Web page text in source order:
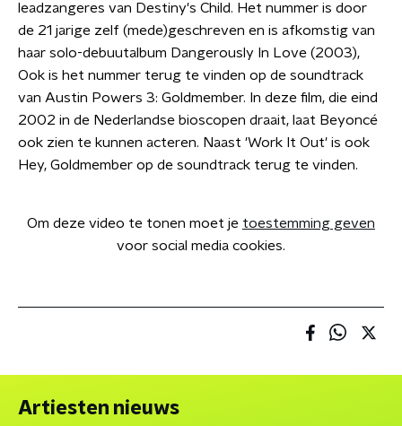
leadzangeres van Destiny's Child. Het nummer is door
de 21 jarige zelf (mede)geschreven en is afkomstig van
haar solo-debuutalbum Dangerously In Love (2003),
Ook is het nummer terug te vinden op de soundtrack
van Austin Powers 3: Goldmember. In deze film, die eind
2002 in de Nederlandse bioscopen draait, laat Beyoncé
ook zien te kunnen acteren. Naast 'Work It Out' is ook
Hey, Goldmember op de soundtrack terug te vinden.
Om deze video te tonen moet je toestemming geven
voor social media cookies.
Artiesten nieuws